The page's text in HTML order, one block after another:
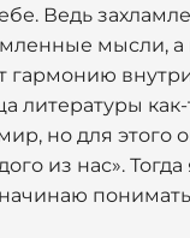
Ведь
мысли, а
гармонию
литературы как-
но для этого
из нас».